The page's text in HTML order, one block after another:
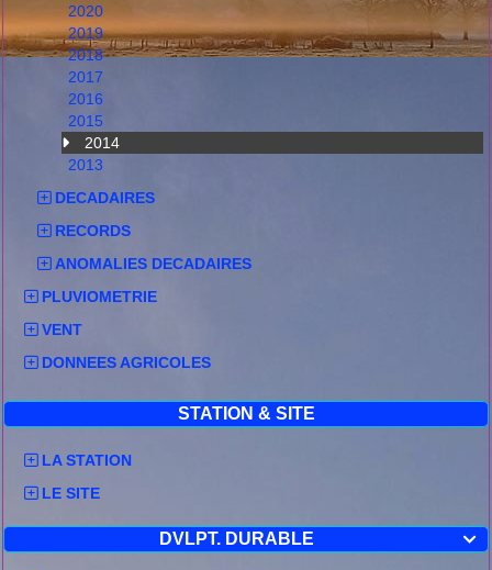
2020
2019
2018
2017
2016
2015
2014
2013
DECADAIRES
RECORDS
ANOMALIES DECADAIRES
PLUVIOMETRIE
VENT
DONNEES AGRICOLES
STATION & SITE
LA STATION
LE SITE

DVLPT. DURABLE